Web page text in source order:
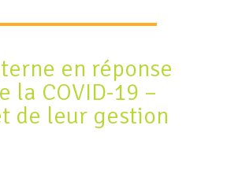
en réponse
la COVID-19 –
de leur gestion